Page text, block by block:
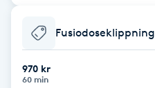
Barnklippning
BIAB
Fusiodoseklippning
970 kr
60 min